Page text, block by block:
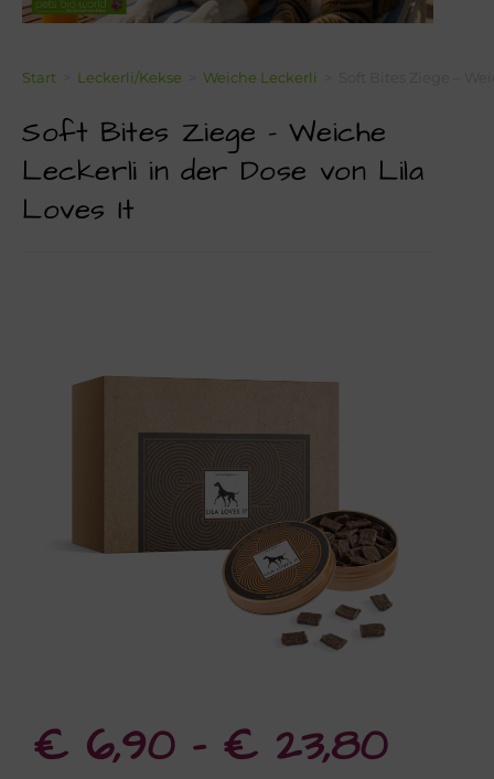
Kontakt
Napf-Wissen!
Terminvereinbarung
Start Leckerli/Kekse Weiche Leckerli
Soft Bites Ziege – Weiche
Leckerli in der Dose von Lila
Loves It
€ 6,90– € 23,80